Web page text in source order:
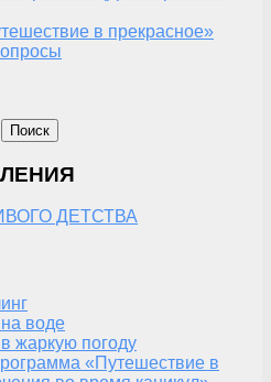
в прекрасное»
Поиск
ДЕТСТВА
воде
жаркую погоду
«Путешествие в